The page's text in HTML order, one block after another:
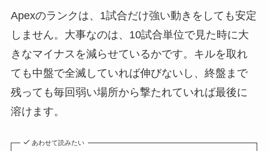
Apexのランクは、1試合だけ強い動きをしても安定
しません。大事なのは、10試合単位で見た時に大
きなマイナスを減らせているかです。キルを取れ
ても中盤で全滅していれば伸びないし、終盤まで
残っても毎回弱い場所から撃たれていれば最後に
溶けます。
あわせて読みたい